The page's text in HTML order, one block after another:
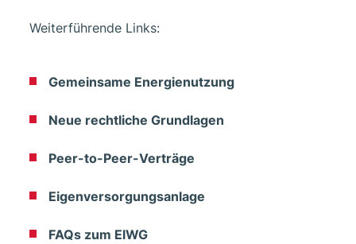
Weiterführende Links:
Gemeinsame Energienutzung
Neue rechtliche Grundlagen
Peer-to-Peer-Verträge
Eigenversorgungsanlage
FAQs zum ElWG